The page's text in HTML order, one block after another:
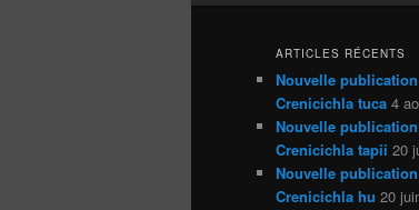
ARTICLES RÉCENTS
Nouvelle
Crenicichla tuca 4
Nouvelle
Crenicichla tapii 20
Nouvelle
Crenicichla hu 20